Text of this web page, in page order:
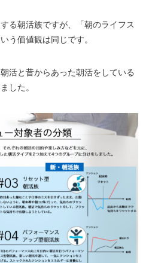
る朝活族ですが、「朝のライフス
う価値観は同じです。
活と昔からあった朝活をしている
した。